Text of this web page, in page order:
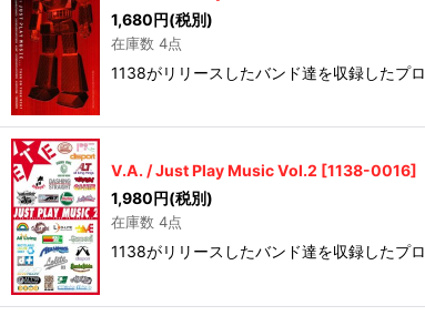
並び順:
1,680円(税別)
在庫数 4点
1138がリリースしたバンド達を収録した
V.A. / Just Play Music Vol.2 [1138-0016]
1,980円(税別)
在庫数 4点
1138がリリースしたバンド達を収録した